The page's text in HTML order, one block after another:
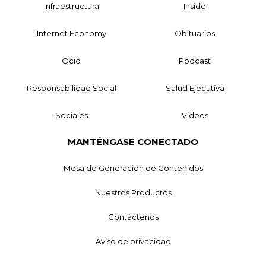
Infraestructura Inside
Internet Economy Obituarios
Ocio Podcast
Responsabilidad Social Salud Ejecutiva
Sociales Videos
MANTÉNGASE CONECTADO
Mesa de Generación de Contenidos
Nuestros Productos
Contáctenos
Aviso de privacidad